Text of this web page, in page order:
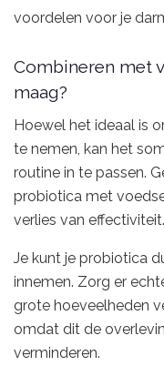
voordelen voor je
Combineren met
maag?
Hoewel het ideaal is
te nemen, kan het
routine in te passen.
probiotica met
verlies van effectiviteit.
Je kunt je probiotica
innemen. Zorg er
grote hoeveelheden
omdat dit de
verminderen.